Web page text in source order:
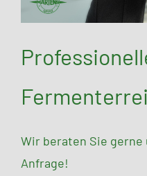
Wir beraten Sie gerne
Anfrage!